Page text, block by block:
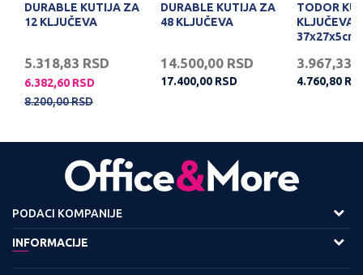
DURABLE KUTIJA ZA
12 KLJUČEVA
5.318,83 RSD
6.382,60 RSD
8.200,00RSD
DURABLE KUTIJA ZA
48 KLJUČEVA
14.500,00 RSD
17.400,00 RSD
TODOR
KLJUČEVA
37x27x5cm
3.967,33
4.760,80
PODACI KOMPANIJE
Adresa :
INFORMACIJE